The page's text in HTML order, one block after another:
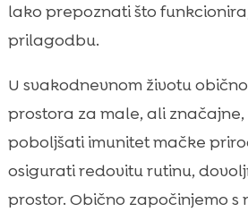
lako prepoznati što
prilagodbu.
U svakodnevnom životu
prostora za male, ali
poboljšati imunitet mačke
osigurati redovitu rutinu,
prostor. Obično započinjemo s